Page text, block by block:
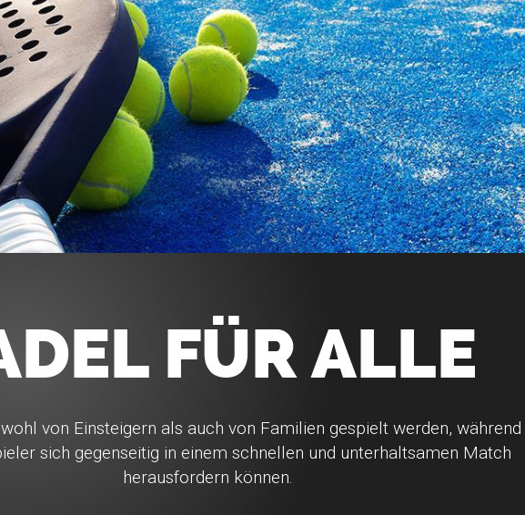
FÜR ALLE
von Einsteigern als auch von Familien gespielt werden, während
sich gegenseitig in einem schnellen und unterhaltsamen Match
herausfordern können.